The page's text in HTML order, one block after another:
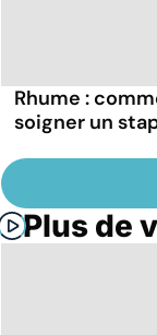
Rhume :
soigner un
Plus de